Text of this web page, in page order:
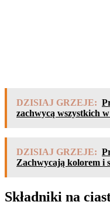
DZISIAJ GRZEJE:
zachwycą wszystkich
DZISIAJ GRZEJE:
Zachwycają kolorem i
Składniki na